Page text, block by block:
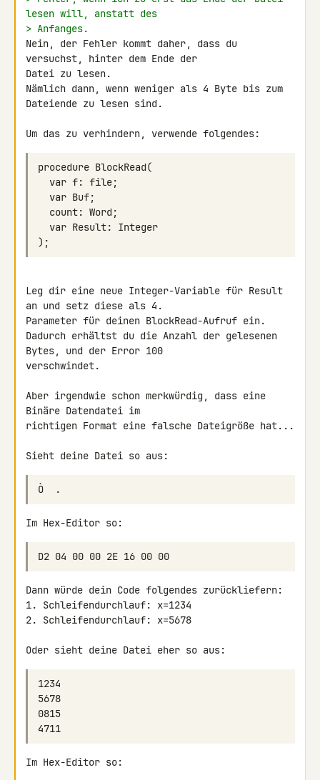
lesen will, anstatt des
> Anfanges.
Nein, der Fehler kommt daher, dass du
versuchst, hinter dem Ende der
Datei zu lesen.
Nämlich dann, wenn weniger als 4 Byte bis zum
Dateiende zu lesen sind.
Leg dir eine neue Integer-Variable für Result
an und setz diese als 4.
Parameter für deinen BlockRead-Aufruf ein.
Dadurch erhältst du die Anzahl der gelesenen
Bytes, und der Error 100
verschwindet.
Aber irgendwie schon merkwürdig, dass eine
Binäre Datendatei im
richtigen Format eine falsche Dateigröße hat...
Sieht deine Datei so aus:
Im Hex-Editor so:
Dann würde dein Code folgendes zurückliefern:
1. Schleifendurchlauf: x=1234
2. Schleifendurchlauf: x=5678
Oder sieht deine Datei eher so aus:
Im Hex-Editor so: